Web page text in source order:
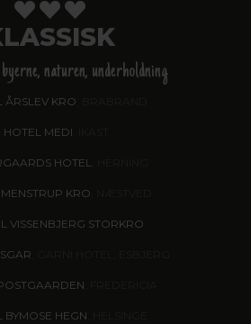
naturen, underholdning
ÅRSLEV KRO
HOTEL MEDI
HOTEL, HERNING
KRO
VISSENBJERG STORKRO
BYMOSE HEGN